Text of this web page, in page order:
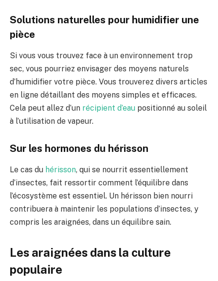
Solutions naturelles pour humidifier une
pièce
Si vous vous trouvez face à un environnement trop
sec, vous pourriez envisager des moyens naturels
d’humidifier votre pièce. Vous trouverez divers articles
en ligne détaillant des moyens simples et efficaces.
Cela peut allez d’un récipient d’eau positionné au soleil
à l’utilisation de vapeur.
Sur les hormones du hérisson
Le cas du hérisson, qui se nourrit essentiellement
d’insectes, fait ressortir comment l’équilibre dans
l’écosystème est essentiel. Un hérisson bien nourri
contribuera à maintenir les populations d’insectes, y
compris les araignées, dans un équilibre sain.
Les araignées dans la culture
populaire